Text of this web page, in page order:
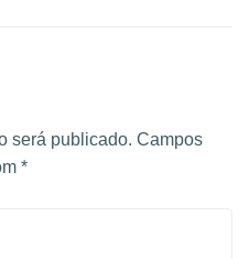
será publicado. Campos
*